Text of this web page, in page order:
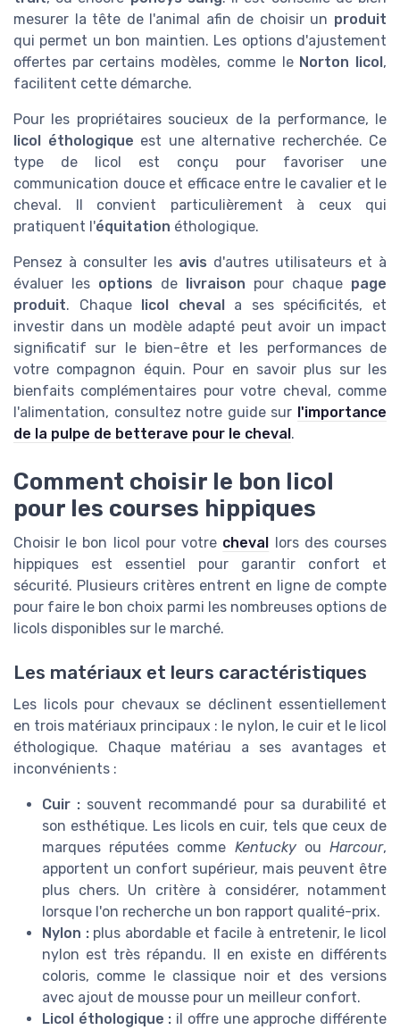
mesurer la tête de l'animal afin de choisir un produit
qui permet un bon maintien. Les options d'ajustement
offertes par certains modèles, comme le Norton licol ,
facilitent cette démarche.
Pour les propriétaires soucieux de la performance, le
licol éthologique est une alternative recherchée. Ce
type de licol est conçu pour favoriser une
communication douce et efficace entre le cavalier et le
cheval. Il convient particulièrement à ceux qui
pratiquent l'équitation éthologique.
Pensez à consulter les avis d'autres utilisateurs et à
évaluer les options de livraison pour chaque page
produit. Chaque licol cheval
a ses spécificités, et
investir dans un modèle adapté peut avoir un impact
significatif sur le bien-être et les performances de
votre compagnon équin. Pour en savoir plus sur les
bienfaits complémentaires pour votre cheval, comme
l'alimentation, consultez notre guide sur l'importance
de la pulpe de betterave pour le cheval .
Comment choisir le bon licol
pour les courses hippiques
Choisir le bon licol pour votre cheval
lors des courses
hippiques est essentiel pour garantir confort et
sécurité. Plusieurs critères entrent en ligne de compte
pour faire le bon choix parmi les nombreuses options de
licols disponibles sur le marché.
Les matériaux et leurs caractéristiques
Les licols pour chevaux se déclinent essentiellement
en trois matériaux principaux : le nylon, le cuir et le licol
éthologique. Chaque matériau a ses avantages et
inconvénients :
Cuir : souvent recommandé pour sa durabilité et
son esthétique. Les licols en cuir, tels que ceux de
marques réputées comme KentuckyouHarcour,
apportent un confort supérieur, mais peuvent être
plus chers. Un critère à considérer, notamment
lorsque l'on recherche un bon rapport qualité-prix.
Nylon :plus abordable et facile à entretenir, le licol
nylon est très répandu. Il en existe en différents
coloris, comme le classique noir et des versions
avec ajout de mousse pour un meilleur confort.
Licol éthologique : il offre une approche différente